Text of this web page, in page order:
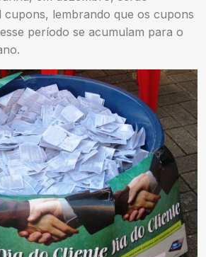
cupons, lembrando que os cupons
período se acumulam para o